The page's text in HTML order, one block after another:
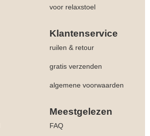
voor relaxstoel
Klantenservice
ruilen & retour
gratis verzenden
algemene voorwaarden
Meestgelezen
FAQ